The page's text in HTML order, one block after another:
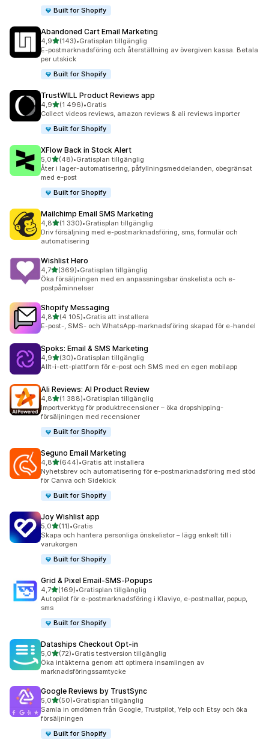
Built for Shopify
Abandoned Cart Email Marketing
4,9av 5 stjärnor
(143)
143 recensioner totalt
•Gratisplan tillgänglig
E-postmarknadsföring och återställning av övergiven kassa. Betala
per utskick
Built for Shopify
TrustWILL Product Reviews app
4,9av 5 stjärnor
(1 496)
1496 recensioner totalt
•Gratis
Collect videos reviews, amazon reviews & ali reviews importer
Built for Shopify
XFlow Back in Stock Alert
5,0av 5 stjärnor
(48)
48 recensioner totalt
•Gratisplan tillgänglig
Åter i lager-automatisering, påfyllningsmeddelanden, obegränsat
med e-post
Built for Shopify
Mailchimp Email SMS Marketing
4,8av 5 stjärnor
(1 330)
1330 recensioner totalt
•Gratisplan tillgänglig
Driv försäljning med e-postmarknadsföring, sms, formulär och
automatisering
Wishlist Hero
4,7av 5 stjärnor
(369)
369 recensioner totalt
•Gratisplan tillgänglig
Öka försäljningen med en anpassningsbar önskelista och e-
postpåminnelser
Shopify Messaging
4,8av 5 stjärnor
(4 105)
4105 recensioner totalt
•Gratis att installera
E-post-, SMS- och WhatsApp-marknadsföring skapad för e-handel
Spoks: Email & SMS Marketing
4,9av 5 stjärnor
(30)
30 recensioner totalt
•Gratisplan tillgänglig
Allt-i-ett-plattform för e-post och SMS med en egen mobilapp
Ali Reviews: AI Product Review
4,8av 5 stjärnor
(1 388)
1388 recensioner totalt
•Gratisplan tillgänglig
Importverktyg för produktrecensioner – öka dropshipping-
försäljningen med recensioner
Built for Shopify
Seguno Email Marketing
4,8av 5 stjärnor
(644)
644 recensioner totalt
•Gratis att installera
Nyhetsbrev och automatisering för e-postmarknadsföring med stöd
för Canva och Sidekick
Built for Shopify
Joy Wishlist app
5,0av 5 stjärnor
(11)
11 recensioner totalt
•Gratis
Skapa och hantera personliga önskelistor – lägg enkelt till i
varukorgen
Built for Shopify
Grid & Pixel Email‑SMS‑Popups
4,7av 5 stjärnor
(169)
169 recensioner totalt
•Gratisplan tillgänglig
Autopilot för e-postmarknadsföring i Klaviyo, e-postmallar, popup,
sms
Built for Shopify
Dataships Checkout Opt‑in
5,0av 5 stjärnor
(72)
72 recensioner totalt
•Gratis testversion tillgänglig
Öka intäkterna genom att optimera insamlingen av
marknadsföringssamtycke
Google Reviews by TrustSync
5,0av 5 stjärnor
(50)
50 recensioner totalt
•Gratisplan tillgänglig
Samla in omdömen från Google, Trustpilot, Yelp och Etsy och öka
försäljningen
Built for Shopify